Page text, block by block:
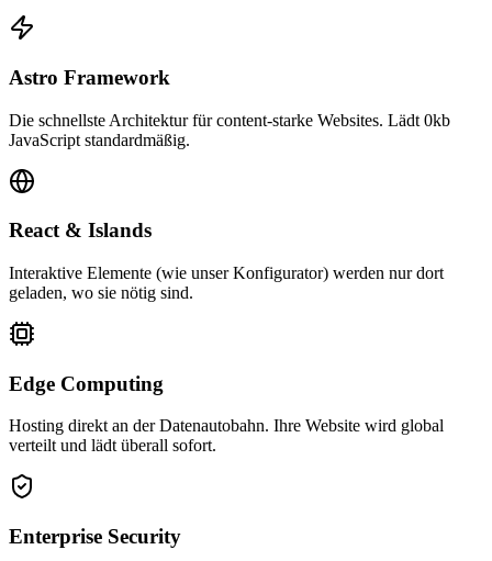
Astro Framework
Die schnellste Architektur für content-starke Websites. Lädt 0kb
JavaScript standardmäßig.
React & Islands
Interaktive Elemente (wie unser Konfigurator) werden nur dort
geladen, wo sie nötig sind.
Edge Computing
Hosting direkt an der Datenautobahn. Ihre Website wird global
verteilt und lädt überall sofort.
Enterprise Security